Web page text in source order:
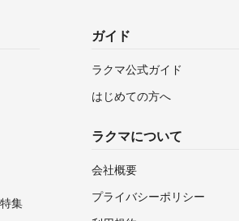
集
ガイド
ラクマ公式ガイド
はじめての方へ
ラクマについて
会社概要
プライバシーポリシー